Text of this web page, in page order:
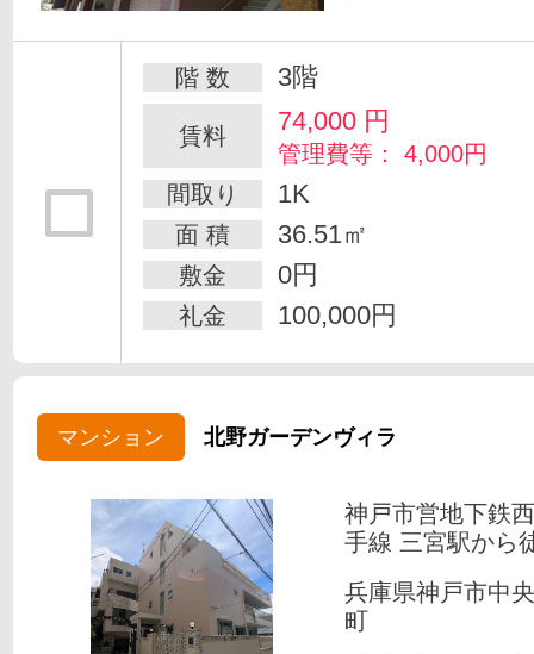
階 数 3階
賃料 74,000 円
管理費等： 4,000円
間取り
1K
面 積 36.51㎡
敷金 0円
礼金 100,000円
マンション 北野ガーデンヴィラ
神戸市営地下鉄
手線 三宮駅から
兵庫県神戸市中
町